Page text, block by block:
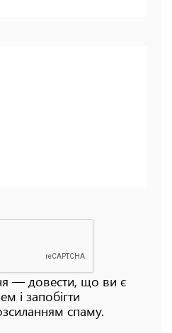
— довести, що ви є
і запобігти
спаму.